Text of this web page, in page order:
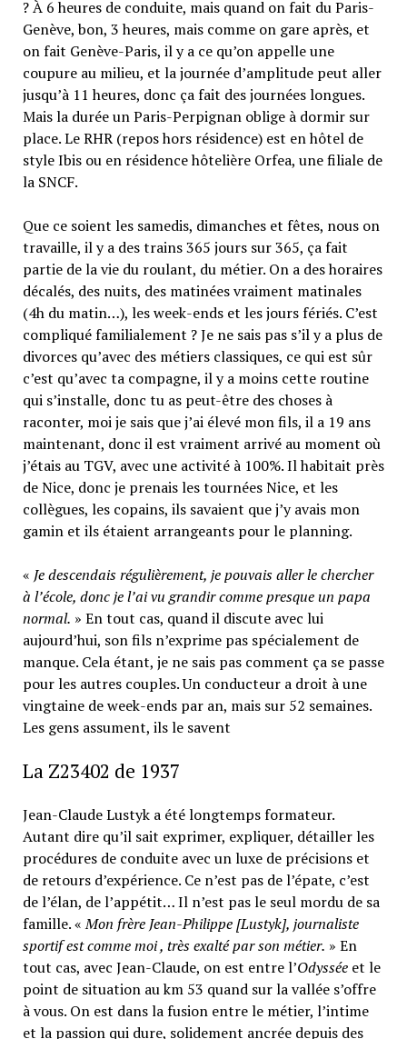
? À 6 heures de conduite, mais quand on fait du Paris-
Genève, bon, 3 heures, mais comme on gare après, et
on fait Genève-Paris, il y a ce qu’on appelle une
coupure au milieu, et la journée d’amplitude peut aller
jusqu’à 11 heures, donc ça fait des journées longues.
Mais la durée un Paris-Perpignan oblige à dormir sur
place. Le RHR (repos hors résidence) est en hôtel de
style Ibis ou en résidence hôtelière Orfea, une filiale de
la SNCF.
Que ce soient les samedis, dimanches et fêtes, nous on
travaille, il y a des trains 365 jours sur 365, ça fait
partie de la vie du roulant, du métier. On a des horaires
décalés, des nuits, des matinées vraiment matinales
(4h du matin…), les week-ends et les jours fériés. C’est
compliqué familialement ? Je ne sais pas s’il y a plus de
divorces qu’avec des métiers classiques, ce qui est sûr
c’est qu’avec ta compagne, il y a moins cette routine
qui s’installe, donc tu as peut-être des choses à
raconter, moi je sais que j’ai élevé mon fils, il a 19 ans
maintenant, donc il est vraiment arrivé au moment où
j’étais au TGV, avec une activité à 100%. Il habitait près
de Nice, donc je prenais les tournées Nice, et les
collègues, les copains, ils savaient que j’y avais mon
gamin et ils étaient arrangeants pour le planning.
« Je descendais régulièrement, je pouvais aller le chercher
à l’école, donc je l’ai vu grandir comme presque un papa
normal. » En tout cas, quand il discute avec lui
aujourd’hui, son fils n’exprime pas spécialement de
manque. Cela étant, je ne sais pas comment ça se passe
pour les autres couples. Un conducteur a droit à une
vingtaine de week-ends par an, mais sur 52 semaines.
Les gens assument, ils le savent
La Z23402 de 1937
Jean-Claude Lustyk a été longtemps formateur.
Autant dire qu’il sait exprimer, expliquer, détailler les
procédures de conduite avec un luxe de précisions et
de retours d’expérience. Ce n’est pas de l’épate, c’est
de l’élan, de l’appétit… Il n’est pas le seul mordu de sa
famille. «Mon frère Jean-Philippe [Lustyk], journaliste
sportif est comme moi , très exalté par son métier. » En
tout cas, avec Jean-Claude, on est entre l’Odysséeet le
point de situation au km 53 quand sur la vallée s’offre
à vous. On est dans la fusion entre le métier, l’intime
et la passion qui dure, solidement ancrée depuis des